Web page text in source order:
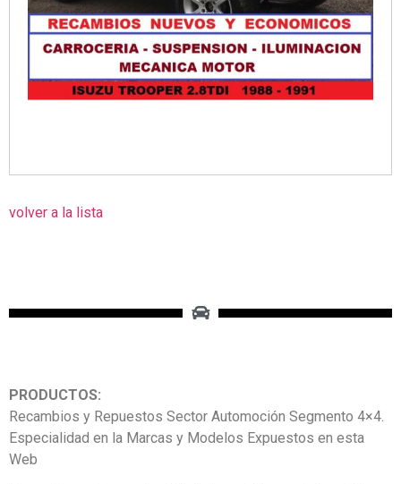
volver a la lista
PRODUCTOS:
Recambios y Repuestos Sector Automoción Segmento 4×4.
Especialidad en la Marcas y Modelos Expuestos en esta
Web